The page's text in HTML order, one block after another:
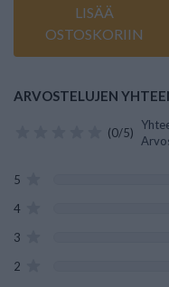
LISÄÄ
OSTOSKORIIN
ARVOSTELUJEN
(0/5)
5
4
3
2